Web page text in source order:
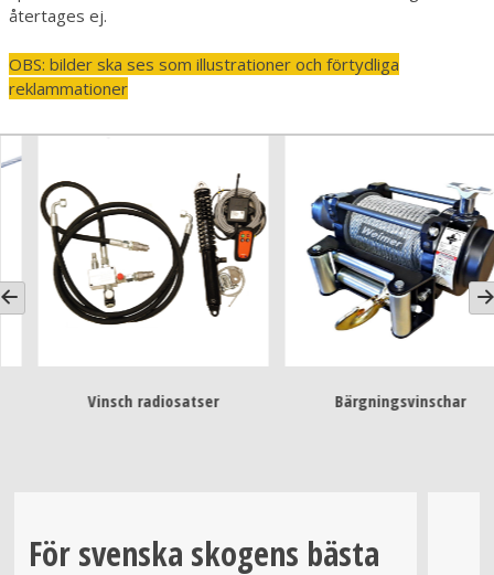
återtages ej.
OBS: bilder ska ses som illustrationer och förtydliga
reklammationer
Vinsch radiosatser Bärgningsvinschar
För svenska skogens bästa